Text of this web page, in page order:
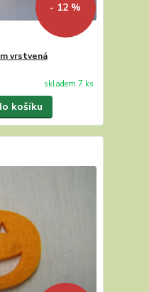
- 12 %
vrstvená
skladem 7 ks
košíku